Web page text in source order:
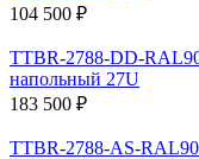
104 500 ₽
TTBR-2788-DD-
напольный 27U
183 500 ₽
TTBR-2788-AS-